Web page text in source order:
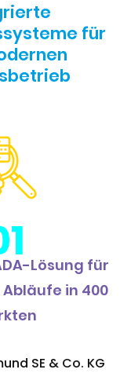
für
Lösung für
in 400
SE & Co. KG